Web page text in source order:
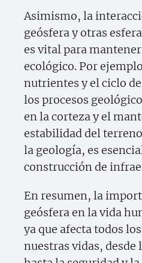
Asimismo, la
geósfera y otras
es vital para
ecológico. Por
nutrientes y el ciclo
los procesos
en la corteza y el
estabilidad del
la geología, es
construcción de
En resumen, la
geósfera en la vida
ya que afecta todos
nuestras vidas,